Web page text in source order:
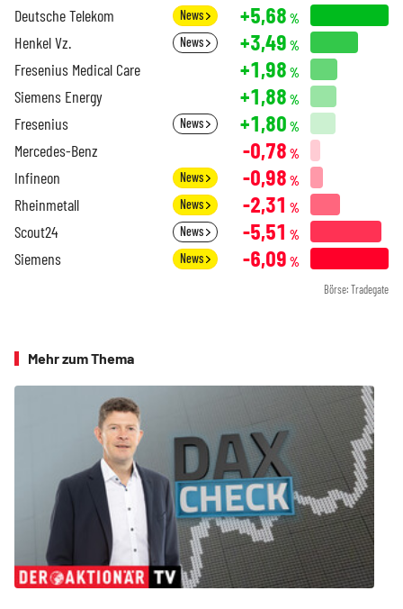
Deutsche Telekom News +5,68 %
Henkel Vz. News +3,49 %
Fresenius Medical Care +1,98 %
Siemens Energy +1,88 %
Fresenius News +1,80 %
Mercedes-Benz -0,78 %
Infineon News -0,98 %
Rheinmetall News -2,31 %
Scout24 News -5,51 %
Siemens News -6,09 %
Börse: Tradegate
Mehr zum Thema